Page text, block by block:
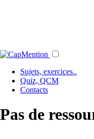
Sujets, exercices..
Quiz, QCM
Contacts
Pas de